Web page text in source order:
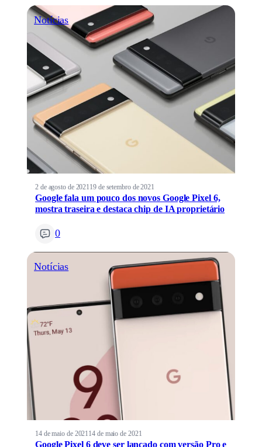
Notícias
2 de agosto de 2021 19 de setembro de 2021
Google fala um pouco dos novos Google Pixel 6,
mostra traseira e destaca chip de IA proprietário
0
Notícias
14 de maio de 2021 14 de maio de 2021
Google Pixel 6 deve ser lançado com versão Pro e